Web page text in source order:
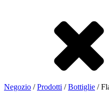
Borsa e Bag-in-
Negozio /Prodotti /Bottiglie /